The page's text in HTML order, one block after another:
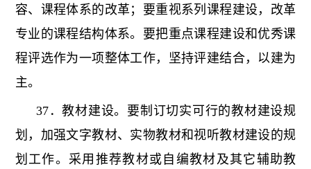
容、课程体系的改革；要重视系列课程建设，改革
专业的课程结构体系。要把重点课程建设和优秀课
程评选作为一项整体工作，坚持评建结合，以建为
主。
37．教材建设。要制订切实可行的教材建设规
划，加强文字教材、实物教材和视听教材建设的规
划工作。采用推荐教材或自编教材及其它辅助教